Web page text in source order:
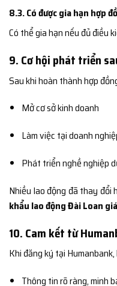
8.3. Có được gia hạn hợp
Có thể gia hạn nếu đủ điều
9. Cơ hội phát triển
Sau khi hoàn thành hợp
Mở cơ sở kinh doanh
Làm việc tại doanh
Phát triển nghề nghiệp
Nhiều lao động đã thay
khẩu lao động Đài Loan
10. Cam kết từ
Khi đăng ký tại
Thông tin rõ ràng, minh